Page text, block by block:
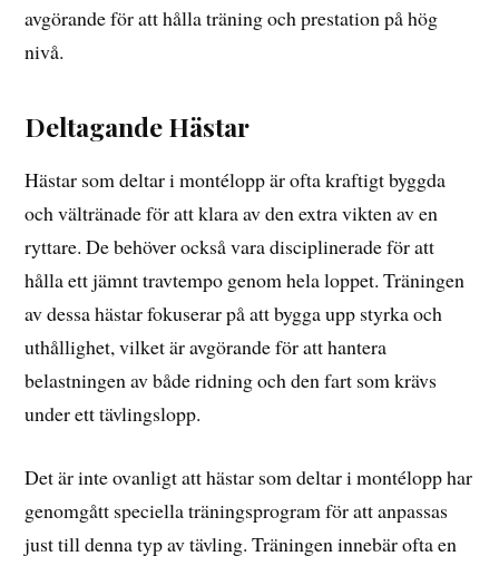
avgörande för att hålla träning och prestation på hög
nivå.
Deltagande Hästar
Hästar som deltar i montélopp är ofta kraftigt byggda
och vältränade för att klara av den extra vikten av en
ryttare. De behöver också vara disciplinerade för att
hålla ett jämnt travtempo genom hela loppet. Träningen
av dessa hästar fokuserar på att bygga upp styrka och
uthållighet, vilket är avgörande för att hantera
belastningen av både ridning och den fart som krävs
under ett tävlingslopp.
Det är inte ovanligt att hästar som deltar i montélopp har
genomgått speciella träningsprogram för att anpassas
just till denna typ av tävling. Träningen innebär ofta en